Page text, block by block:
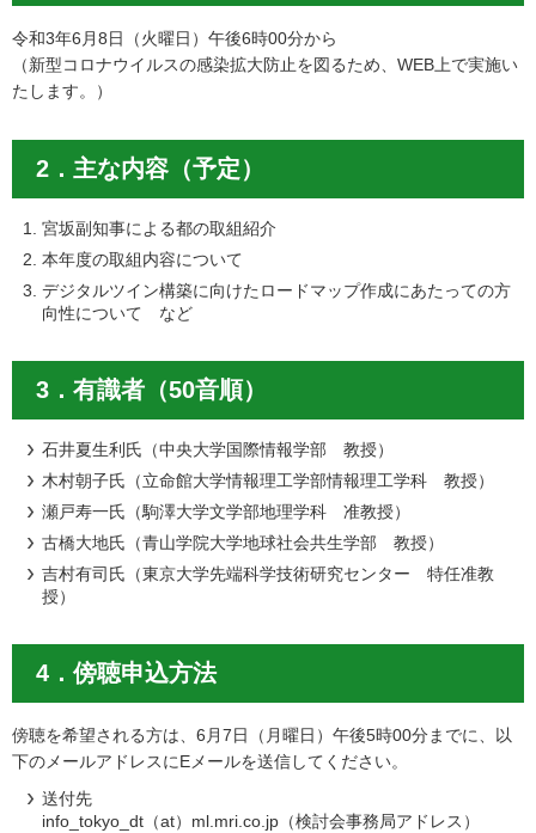
令和3年6月8日（火曜日）午後6時00分から
（新型コロナウイルスの感染拡大防止を図るため、WEB上で実施い
たします。）
2．主な内容（予定）
宮坂副知事による都の取組紹介
本年度の取組内容について
デジタルツイン構築に向けたロードマップ作成にあたっての方
向性について など
3．有識者（50音順）
石井夏生利氏（中央大学国際情報学部 教授）
木村朝子氏（立命館大学情報理工学部情報理工学科 教授）
瀬戸寿一氏（駒澤大学文学部地理学科 准教授）
古橋大地氏（青山学院大学地球社会共生学部 教授）
吉村有司氏（東京大学先端科学技術研究センター 特任准教
授）
4．傍聴申込方法
傍聴を希望される方は、6月7日（月曜日）午後5時00分までに、以
下のメールアドレスにEメールを送信してください。
送付先
info_tokyo_dt（at）ml.mri.co.jp（検討会事務局アドレス）